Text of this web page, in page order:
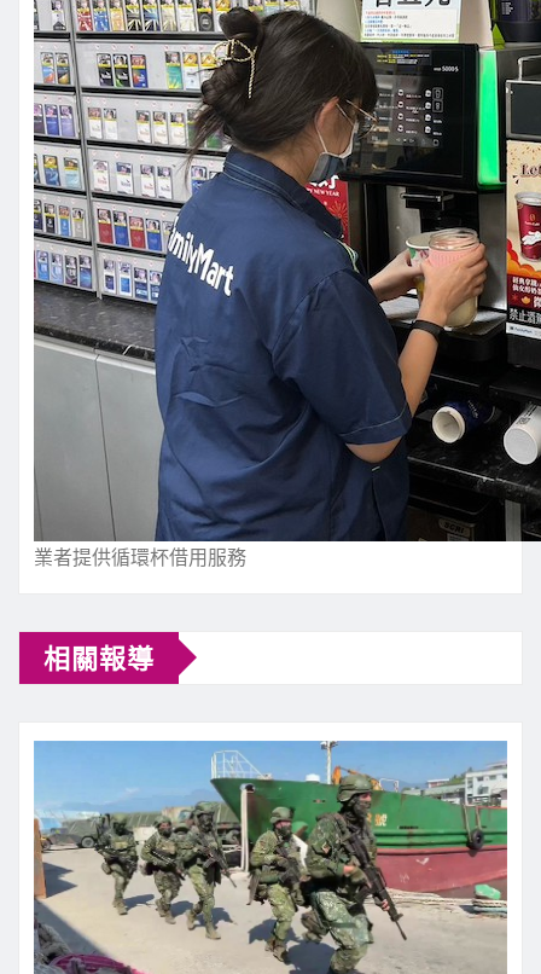
業者提供循環杯借用服務
相關報導